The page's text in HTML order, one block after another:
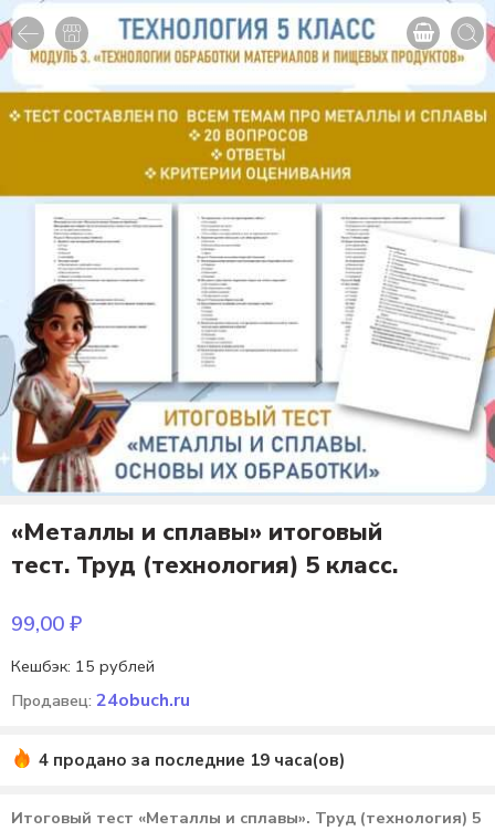
«Металлы и сплавы» итоговый
тест. Труд (технология) 5 класс.
99,00₽
Кешбэк: 15 рублей
Продавец: 24obuch.ru
4 продано за последние 19 часа(ов)
Итоговый тест «Металлы и сплавы». Труд (технология) 5